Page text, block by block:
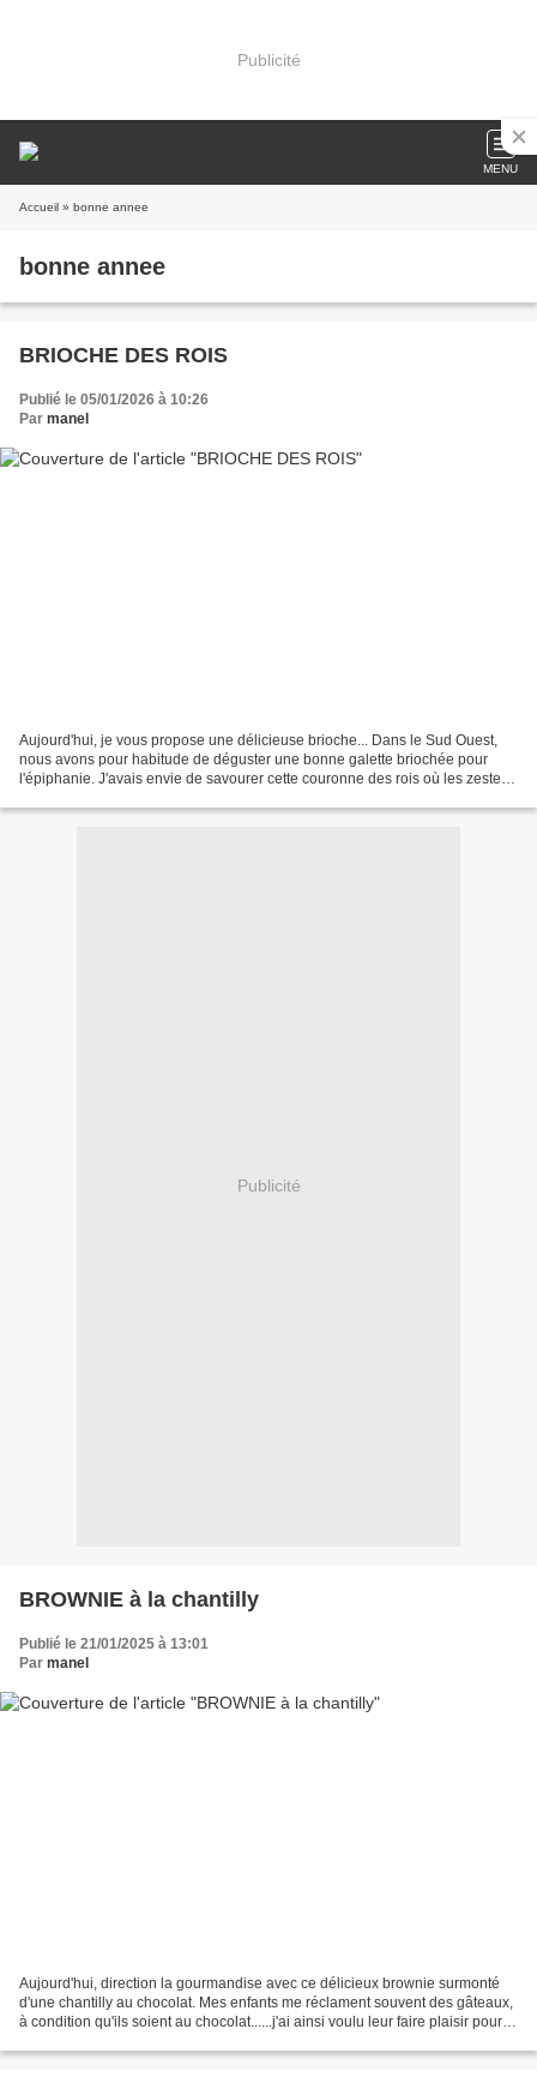
Publicité
MENU
Accueil » bonne annee
bonne annee
BRIOCHE DES ROIS
Publié le 05/01/2026 à 10:26
Par manel
Aujourd'hui, je vous propose une délicieuse brioche... Dans le Sud Ouest,
nous avons pour habitude de déguster une bonne galette briochée pour
l'épiphanie. J'avais envie de savourer cette couronne des rois où les zestes
Publicité
BROWNIE à la chantilly
Publié le 21/01/2025 à 13:01
Par manel
Aujourd'hui, direction la gourmandise avec ce délicieux brownie surmonté
d'une chantilly au chocolat. Mes enfants me réclament souvent des gâteaux,
à condition qu'ils soient au chocolat......j'ai ainsi voulu leur faire plaisir pour le